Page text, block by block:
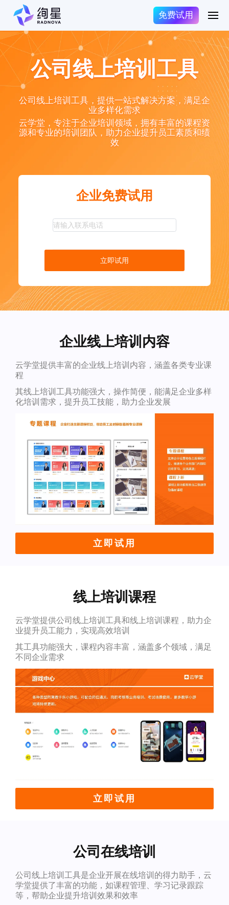
免费试用
公司线上培训工具
公司线上培训工具，提供一站式解决方案，满足企
业多样化需求
云学堂，专注于企业培训领域，拥有丰富的课程资
源和专业的培训团队，助力企业提升员工素质和绩
效
企业免费试用
立即试用
企业线上培训内容
云学堂提供丰富的企业线上培训内容，涵盖各类专业课
程
其线上培训工具功能强大，操作简便，能满足企业多样
化培训需求，提升员工技能，助力企业发展
立即试用
线上培训课程
云学堂提供公司线上培训工具和线上培训课程，助力企
业提升员工能力，实现高效培训
其工具功能强大，课程内容丰富，涵盖多个领域，满足
不同企业需求
立即试用
公司在线培训
公司线上培训工具是企业开展在线培训的得力助手，云
学堂提供了丰富的功能，如课程管理、学习记录跟踪
等，帮助企业提升培训效果和效率